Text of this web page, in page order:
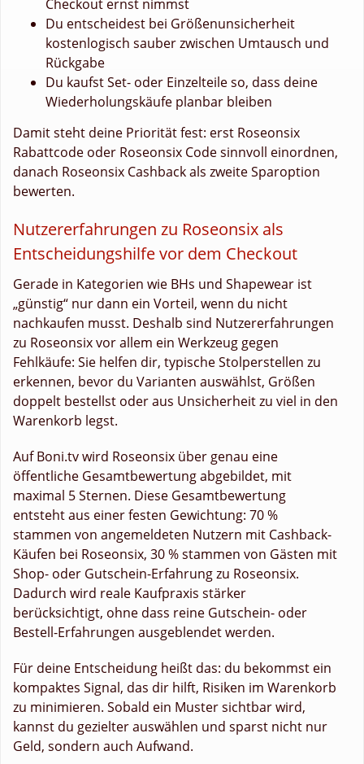
Checkout ernst nimmst
Du entscheidest bei Größenunsicherheit
kostenlogisch sauber zwischen Umtausch und
Rückgabe
Du kaufst Set- oder Einzelteile so, dass deine
Wiederholungskäufe planbar bleiben
Damit steht deine Priorität fest: erst Roseonsix
Rabattcode oder Roseonsix Code sinnvoll einordnen,
danach Roseonsix Cashback als zweite Sparoption
bewerten.
Nutzererfahrungen zu Roseonsix als
Entscheidungshilfe vor dem Checkout
Gerade in Kategorien wie BHs und Shapewear ist
„günstig“ nur dann ein Vorteil, wenn du nicht
nachkaufen musst. Deshalb sind Nutzererfahrungen
zu Roseonsix vor allem ein Werkzeug gegen
Fehlkäufe: Sie helfen dir, typische Stolperstellen zu
erkennen, bevor du Varianten auswählst, Größen
doppelt bestellst oder aus Unsicherheit zu viel in den
Warenkorb legst.
Auf Boni.tv wird Roseonsix über genau eine
öffentliche Gesamtbewertung abgebildet, mit
maximal 5 Sternen. Diese Gesamtbewertung
entsteht aus einer festen Gewichtung: 70 %
stammen von angemeldeten Nutzern mit Cashback-
Käufen bei Roseonsix, 30 % stammen von Gästen mit
Shop- oder Gutschein-Erfahrung zu Roseonsix.
Dadurch wird reale Kaufpraxis stärker
berücksichtigt, ohne dass reine Gutschein- oder
Bestell-Erfahrungen ausgeblendet werden.
Für deine Entscheidung heißt das: du bekommst ein
kompaktes Signal, das dir hilft, Risiken im Warenkorb
zu minimieren. Sobald ein Muster sichtbar wird,
kannst du gezielter auswählen und sparst nicht nur
Geld, sondern auch Aufwand.